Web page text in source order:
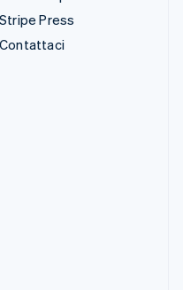
Stripe Press
Contattaci